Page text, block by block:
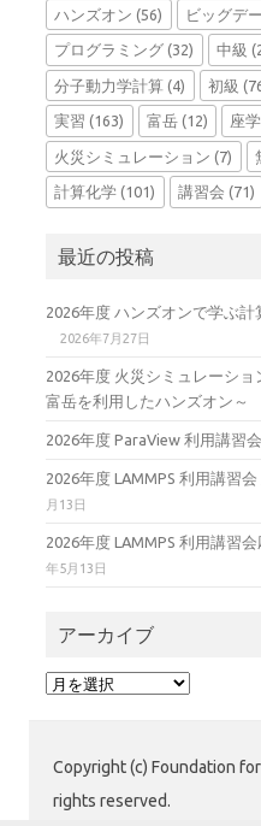
ハンズオン (56) ビッグデ
プログラミング (32) 中級
分子動力学計算 (4) 初級
実習 (163) 富岳(12) 座学
火災シミュレーション (7)
計算化学 (101) 講習会 (71)
最近の投稿
2026年度 ハンズオンで学ぶ計
2026年7月27日
2026年度 火災シミュレーショ
富岳を利用したハンズオン～
2026年度 ParaView 利用講習会
2026年度 LAMMPS 利用講習
月13日
2026年度 LAMMPS 利用講習
年5月13日
アーカイブ
ア
ブ
Copyright (c) Foundation
rights reserved.